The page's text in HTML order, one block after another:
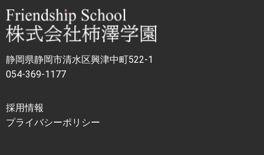
静岡県静岡市清水区興津中町522-1
054-369-1177
採用情報
プライバシーポリシー